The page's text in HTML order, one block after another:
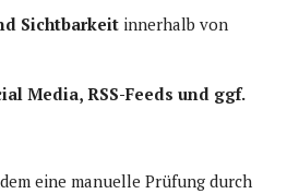
Sichtbarkeit innerhalb von
Media, RSS-Feeds und ggf.
eine manuelle Prüfung durch